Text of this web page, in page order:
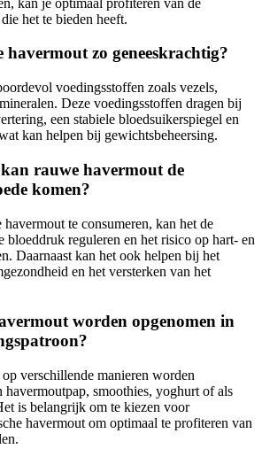
het te bieden heeft.
zo geneeskrachtig?
voedingsstoffen zoals vezels,
Deze voedingsstoffen dragen bij
een stabiele bloedsuikerspiegel en
kan helpen bij gewichtsbeheersing.
rauwe havermout de
komen?
te consumeren, kan het de
bloeddruk reguleren en het risico op hart- en
Daarnaast kan het ook helpen bij het
en het versterken van het
worden opgenomen in
verschillende manieren worden
havermoutpap, smoothies, yoghurt of als
is belangrijk om te kiezen voor
havermout om optimaal te profiteren van